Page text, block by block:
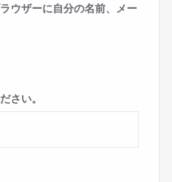
ウザーに自分の名前、メー
さい。